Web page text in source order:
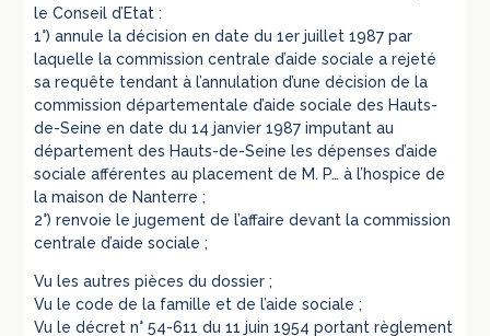
le Conseil d’Etat :
1°) annule la décision en date du 1er juillet 1987 par
laquelle la commission centrale d’aide sociale a rejeté
sa requête tendant à l’annulation d’une décision de la
commission départementale d’aide sociale des Hauts-
de-Seine en date du 14 janvier 1987 imputant au
département des Hauts-de-Seine les dépenses d’aide
sociale afférentes au placement de M. P… à l’hospice de
la maison de Nanterre ;
2°) renvoie le jugement de l’affaire devant la commission
centrale d’aide sociale ;
Vu les autres pièces du dossier ;
Vu le code de la famille et de l’aide sociale ;
Vu le décret n° 54-611 du 11 juin 1954 portant règlement